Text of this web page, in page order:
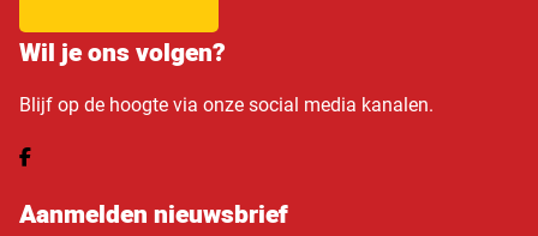
Wil je ons volgen?
Blijf op de hoogte via onze social media kanalen.
Aanmelden nieuwsbrief